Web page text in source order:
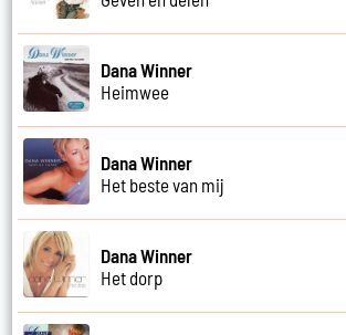
Dana Winner
Heimwee
Dana Winner
Het beste van mij
Dana Winner
Het dorp